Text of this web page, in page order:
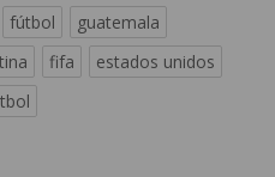
fútbol
guatemala
fifa
estados unidos